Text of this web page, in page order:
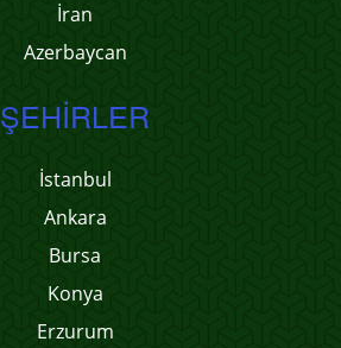
İran
Azerbaycan
ŞEHIRLER
İstanbul
Ankara
Bursa
Konya
Erzurum